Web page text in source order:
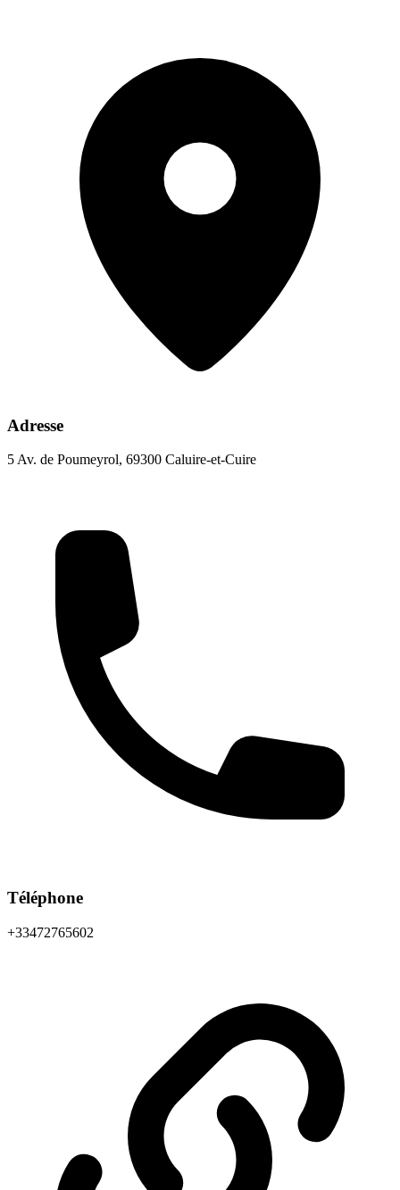
Adresse
5 Av. de Poumeyrol, 69300 Caluire-et-Cuire
Téléphone
+33472765602